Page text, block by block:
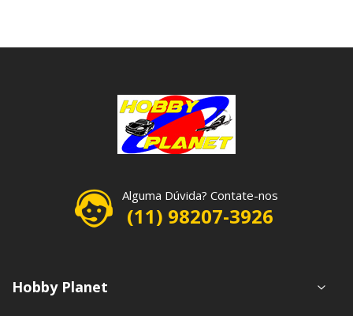
Hobby Planet
Alguma Dúvida? Contate-nos
(11) 98207-3926